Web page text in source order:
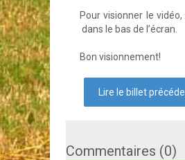
Pour visionner le vidéo,
dans le bas de l’écran.
Bon visionnement!
Lire le billet
Commentaires (0)